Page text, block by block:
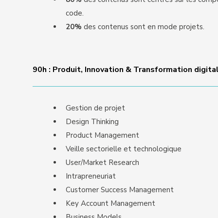
code.
20% des contenus sont en mode projets.
90h : Produit, Innovation & Transformation
Gestion de projet
Design Thinking
Product Management
Veille sectorielle et technologique
User/Market Research
Intrapreneuriat
Customer Success Management
Key Account Management